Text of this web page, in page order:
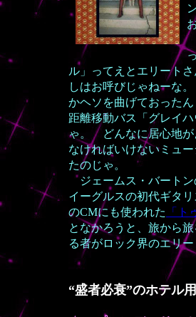
ル」ってえとエリート
しはお呼びじゃねーな
かヘソを曲げておった
距離移動バス「グレイ
ゃ。 どんなに居心地が
なければいけないミュ
たのじゃ。
ジェームス・バートン
イーグルスの初代ギタ
のCMにも使われた
「ト
となかろうと、旅から
る者がロック界のエリ
“盛者必衰”のホテル